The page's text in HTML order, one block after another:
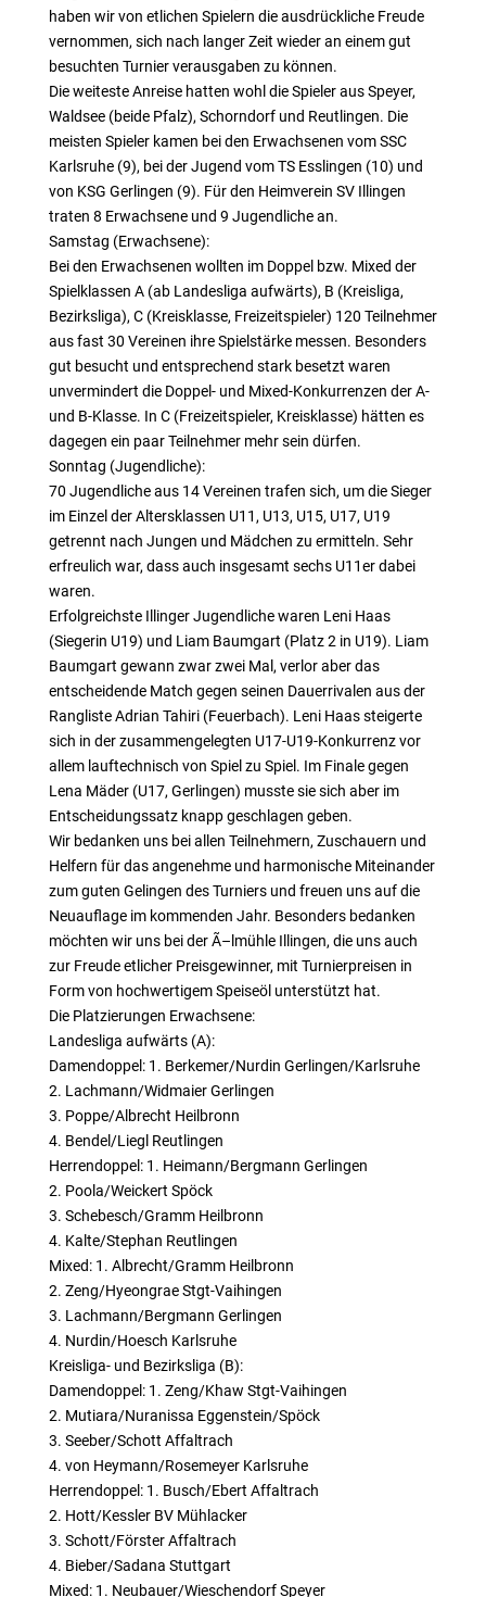
haben wir von etlichen Spielern die ausdrückliche Freude
vernommen, sich nach langer Zeit wieder an einem gut
besuchten Turnier verausgaben zu können.
Die weiteste Anreise hatten wohl die Spieler aus Speyer,
Waldsee (beide Pfalz), Schorndorf und Reutlingen. Die
meisten Spieler kamen bei den Erwachsenen vom SSC
Karlsruhe (9), bei der Jugend vom TS Esslingen (10) und
von KSG Gerlingen (9). Für den Heimverein SV Illingen
traten 8 Erwachsene und 9 Jugendliche an.
Samstag (Erwachsene):
Bei den Erwachsenen wollten im Doppel bzw. Mixed der
Spielklassen A (ab Landesliga aufwärts), B (Kreisliga,
Bezirksliga), C (Kreisklasse, Freizeitspieler) 120 Teilnehmer
aus fast 30 Vereinen ihre Spielstärke messen. Besonders
gut besucht und entsprechend stark besetzt waren
unvermindert die Doppel- und Mixed-Konkurrenzen der A-
und B-Klasse. In C (Freizeitspieler, Kreisklasse) hätten es
dagegen ein paar Teilnehmer mehr sein dürfen.
Sonntag (Jugendliche):
70 Jugendliche aus 14 Vereinen trafen sich, um die Sieger
im Einzel der Altersklassen U11, U13, U15, U17, U19
getrennt nach Jungen und Mädchen zu ermitteln. Sehr
erfreulich war, dass auch insgesamt sechs U11er dabei
waren.
Erfolgreichste Illinger Jugendliche waren Leni Haas
(Siegerin U19) und Liam Baumgart (Platz 2 in U19). Liam
Baumgart gewann zwar zwei Mal, verlor aber das
entscheidende Match gegen seinen Dauerrivalen aus der
Rangliste Adrian Tahiri (Feuerbach). Leni Haas steigerte
sich in der zusammengelegten U17-U19-Konkurrenz vor
allem lauftechnisch von Spiel zu Spiel. Im Finale gegen
Lena Mäder (U17, Gerlingen) musste sie sich aber im
Entscheidungssatz knapp geschlagen geben.
Wir bedanken uns bei allen Teilnehmern, Zuschauern und
Helfern für das angenehme und harmonische Miteinander
zum guten Gelingen des Turniers und freuen uns auf die
Neuauflage im kommenden Jahr. Besonders bedanken
möchten wir uns bei der Ã–lmühle Illingen, die uns auch
zur Freude etlicher Preisgewinner, mit Turnierpreisen in
Form von hochwertigem Speiseöl unterstützt hat.
Die Platzierungen Erwachsene:
Landesliga aufwärts (A):
Damendoppel: 1. Berkemer/Nurdin Gerlingen/Karlsruhe
2. Lachmann/Widmaier Gerlingen
3. Poppe/Albrecht Heilbronn
4. Bendel/Liegl Reutlingen
Herrendoppel: 1. Heimann/Bergmann Gerlingen
2. Poola/Weickert Spöck
3. Schebesch/Gramm Heilbronn
4. Kalte/Stephan Reutlingen
Mixed: 1. Albrecht/Gramm Heilbronn
2. Zeng/Hyeongrae Stgt-Vaihingen
3. Lachmann/Bergmann Gerlingen
4. Nurdin/Hoesch Karlsruhe
Kreisliga- und Bezirksliga (B):
Damendoppel: 1. Zeng/Khaw Stgt-Vaihingen
2. Mutiara/Nuranissa Eggenstein/Spöck
3. Seeber/Schott Affaltrach
4. von Heymann/Rosemeyer Karlsruhe
Herrendoppel: 1. Busch/Ebert Affaltrach
2. Hott/Kessler BV Mühlacker
3. Schott/Förster Affaltrach
4. Bieber/Sadana Stuttgart
Mixed: 1. Neubauer/Wieschendorf Speyer